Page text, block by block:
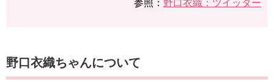
参照： ​​​​​​野口衣織：ツイッター
​​​​​​​​​​​​​​​​​​​​​​​​​​​​​野口衣織ちゃんについて